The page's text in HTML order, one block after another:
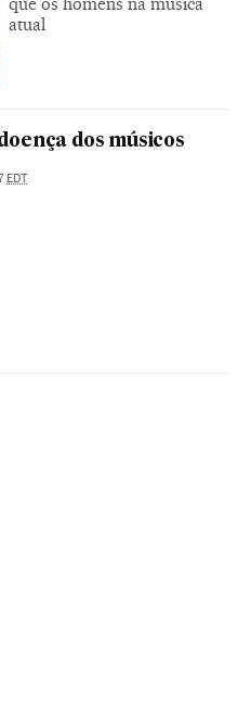
atual
dos músicos
EDT